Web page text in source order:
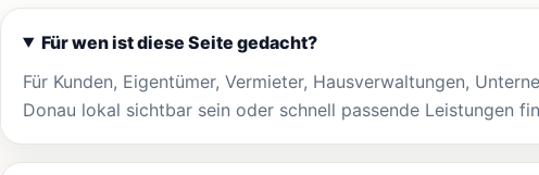
Für wen ist diese Seite gedacht?
Für Kunden, Eigentümer, Vermieter, Hausverwaltungen,
Donau lokal sichtbar sein oder schnell passende Leistungen